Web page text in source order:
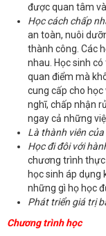
được quan tâm
Học cách chấp
an toàn, nuôi
thành công. Các
nhau. Học sinh
quan điểm mà
cung cấp cho
nghĩ, chấp nhận
ngay cả những
Là thành viên
Học đi đôi với
chương trình thực
học sinh áp dụng
những gì họ học
Phát triển giá trị
Chương trình học